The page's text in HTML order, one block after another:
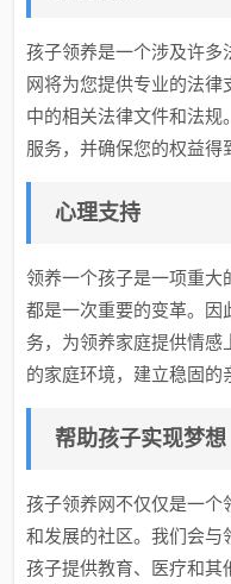
孩子领养是一个涉及许多
网将为您提供专业的法
中的相关法律文件和法规
服务，并确保您的权益得
心理支持
领养一个孩子是一项重大
都是一次重要的变革。因
务，为领养家庭提供情
的家庭环境，建立稳固的
帮助孩子实现梦想
孩子领养网不仅仅是一个
和发展的社区。我们会与
孩子提供教育、医疗和其